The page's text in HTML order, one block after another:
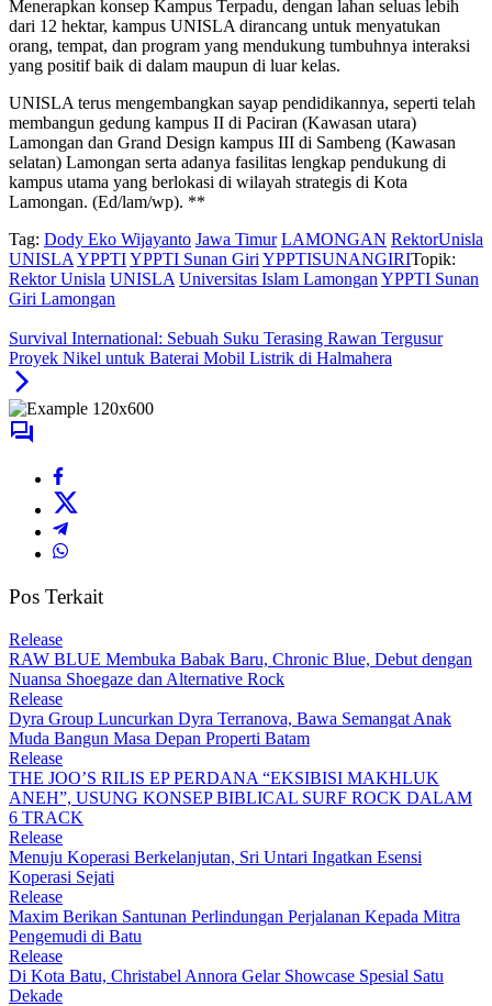
Menerapkan konsep Kampus Terpadu, dengan lahan seluas lebih
dari 12 hektar, kampus UNISLA dirancang untuk menyatukan
orang, tempat, dan program yang mendukung tumbuhnya interaksi
yang positif baik di dalam maupun di luar kelas.
UNISLA terus mengembangkan sayap pendidikannya, seperti telah
membangun gedung kampus II di Paciran (Kawasan utara)
Lamongan dan Grand Design kampus III di Sambeng (Kawasan
selatan) Lamongan serta adanya fasilitas lengkap pendukung di
kampus utama yang berlokasi di wilayah strategis di Kota
Lamongan. (Ed/lam/wp). **
Tag: Dody Eko Wijayanto Jawa Timur LAMONGAN RektorUnisla
UNISLA YPPTIYPPTI Sunan Giri YPPTISUNANGIRITopik:
Rektor Unisla UNISLA Universitas Islam Lamongan YPPTI Sunan
Giri Lamongan
Survival International: Sebuah Suku Terasing Rawan Tergusur
Proyek Nikel untuk Baterai Mobil Listrik di Halmahera
Pos Terkait
Release
RAW BLUE Membuka Babak Baru, Chronic Blue, Debut dengan
Nuansa Shoegaze dan Alternative Rock
Release
Dyra Group Luncurkan Dyra Terranova, Bawa Semangat Anak
Muda Bangun Masa Depan Properti Batam
Release
THE JOO’S RILIS EP PERDANA “EKSIBISI MAKHLUK
ANEH”, USUNG KONSEP BIBLICAL SURF ROCK DALAM
6 TRACK
Release
Menuju Koperasi Berkelanjutan, Sri Untari Ingatkan Esensi
Koperasi Sejati
Release
Maxim Berikan Santunan Perlindungan Perjalanan Kepada Mitra
Pengemudi di Batu
Release
Di Kota Batu, Christabel Annora Gelar Showcase Spesial Satu
Dekade